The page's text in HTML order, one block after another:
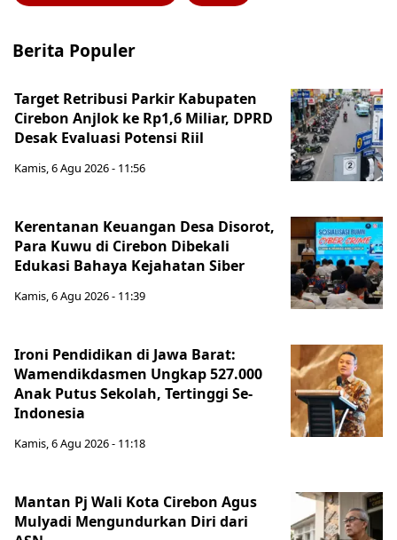
Berita Populer
Target Retribusi Parkir Kabupaten
Cirebon Anjlok ke Rp1,6 Miliar, DPRD
Desak Evaluasi Potensi Riil
Kamis, 6 Agu 2026 - 11:56
Kerentanan Keuangan Desa Disorot,
Para Kuwu di Cirebon Dibekali
Edukasi Bahaya Kejahatan Siber
Kamis, 6 Agu 2026 - 11:39
Ironi Pendidikan di Jawa Barat:
Wamendikdasmen Ungkap 527.000
Anak Putus Sekolah, Tertinggi Se-
Indonesia
Kamis, 6 Agu 2026 - 11:18
Mantan Pj Wali Kota Cirebon Agus
Mulyadi Mengundurkan Diri dari